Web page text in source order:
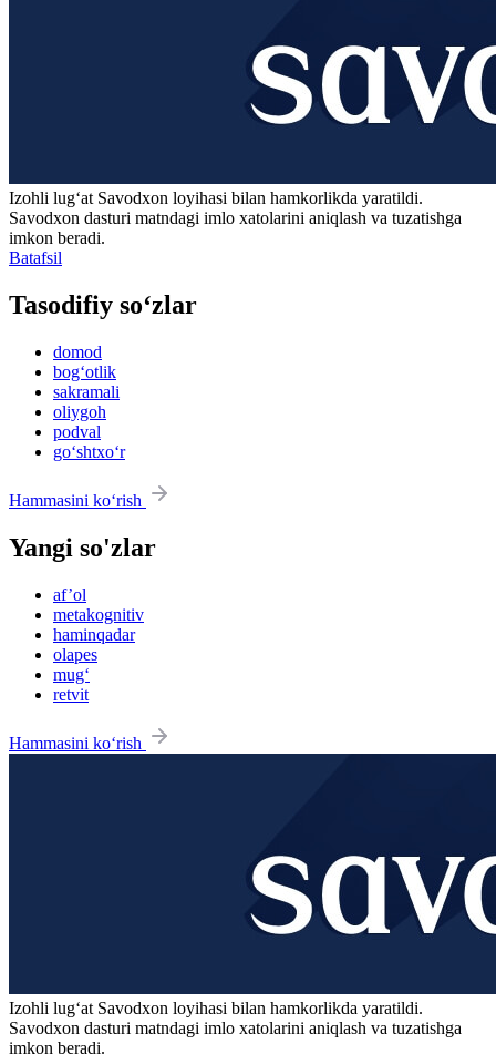
Izohli lugʻat Savodxon loyihasi bilan hamkorlikda yaratildi.
Savodxon dasturi matndagi imlo xatolarini aniqlash va tuzatishga
imkon beradi.
Batafsil
Tasodifiy so‘zlar
domod
bog‘otlik
sakramali
oliygoh
podval
go‘shtxo‘r
Hammasini ko‘rish
Yangi so'zlar
af’ol
metakognitiv
haminqadar
olapes
mug‘
retvit
Hammasini ko‘rish
Izohli lugʻat Savodxon loyihasi bilan hamkorlikda yaratildi.
Savodxon dasturi matndagi imlo xatolarini aniqlash va tuzatishga
imkon beradi.